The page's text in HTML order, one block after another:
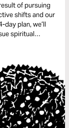
of pursuing
shifts and our
day plan, we’ll
spiritual